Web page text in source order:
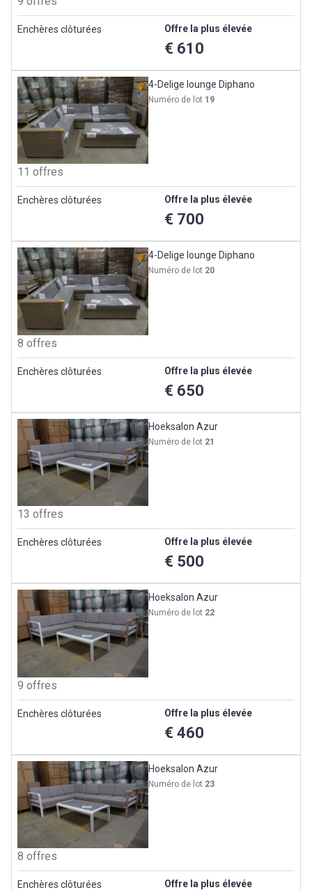
Enchères clôturées Offre la plus élevée
€ 610
4-Delige lounge Diphano
Numéro de lot 19
11 offres
Enchères clôturées Offre la plus élevée
€ 700
4-Delige lounge Diphano
Numéro de lot 20
8 offres
Enchères clôturées Offre la plus élevée
€ 650
Hoeksalon Azur
Numéro de lot 21
13 offres
Enchères clôturées Offre la plus élevée
€ 500
Hoeksalon Azur
Numéro de lot 22
9 offres
Enchères clôturées Offre la plus élevée
€ 460
Hoeksalon Azur
Numéro de lot 23
8 offres
Enchères clôturées Offre la plus élevée